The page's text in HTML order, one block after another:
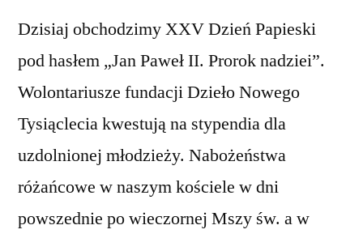
Dzisiaj obchodzimy XXV Dzień Papieski
pod hasłem „Jan Paweł II. Prorok nadziei”.
Wolontariusze fundacji Dzieło Nowego
Tysiąclecia kwestują na stypendia dla
uzdolnionej młodzieży. Nabożeństwa
różańcowe w naszym kościele w dni
powszednie po wieczornej Mszy św. a w